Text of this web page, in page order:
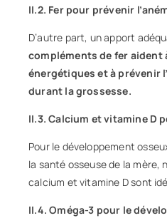
II.2. Fer pour prévenir
D’autre part, un apport
compléments de fer aident
énergétiques et à prévenir
durant la grossesse.
II.3. Calcium et vitamine D
Pour le développement
la santé osseuse de la mère,
calcium et vitamine D sont
II.4. Oméga-3 pour le